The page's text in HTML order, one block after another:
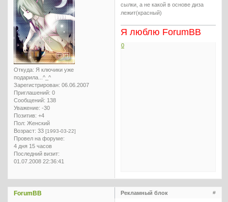
Откуда: Я ключики уже
подарила...^_^
Зарегистрирован: 06.06.2007
Приглашений: 0
Сообщений: 138
Уважение: -30
Позитив: +4
Пол: Женский
Возраст: 33 [1993-03-22]
Провел на форуме:
4 дня 15 часов
Последний визит:
01.07.2008 22:36:41
сылки, а не какой в основе диза
лежит(красный)
Я люблю ForumBB
0
#
Рекламный блок
ForumBB